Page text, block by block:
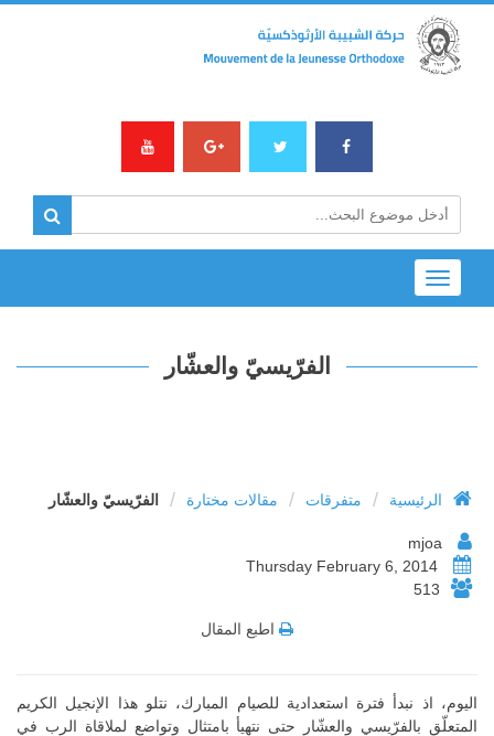
Toggle
navigation
الفرّيسيّ والعشّار
الرئيسية / متفرقات / مقالات مختارة / الفرّيسيّ والعشّار
513
اطبع المقال
اليوم، اذ نبدأ فترة استعدادية للصيام المبارك، نتلو هذا الإنجيل الكريم
المتعلّق بالفرّيسي والعشّار حتى نتهيأ بامتثال وتواضع لملاقاة الرب في